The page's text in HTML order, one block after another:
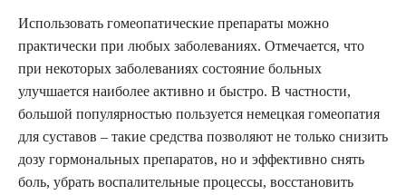
Использовать гомеопатические препараты можно
практически при любых заболеваниях. Отмечается, что
при некоторых заболеваниях состояние больных
улучшается наиболее активно и быстро. В частности,
большой популярностью пользуется немецкая гомеопатия
для суставов – такие средства позволяют не только снизить
дозу гормональных препаратов, но и эффективно снять
боль, убрать воспалительные процессы, восстановить